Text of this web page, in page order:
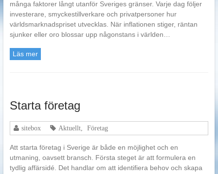
många faktorer långt utanför Sveriges gränser. Varje dag följer
investerare, smyckestillverkare och privatpersoner hur
världsmarknadspriset utvecklas. När inflationen stiger, räntan
sjunker eller oro blossar upp någonstans i världen…
Läs mer
Starta företag
sitebox Aktuellt, Företag
Att starta företag i Sverige är både en möjlighet och en
utmaning, oavsett bransch. Första steget är att formulera en
tydlig affärsidé. Det handlar om att identifiera behov och skapa